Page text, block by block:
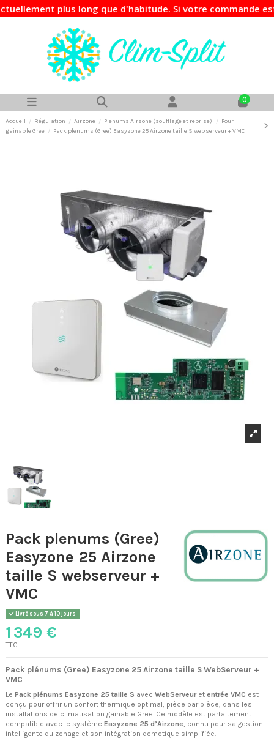
plus long que d'habitude. Si votre commande est
0
Accueil Régulation Airzone Plenums Airzone (soufflage et reprise)
Pour
gainable Gree
Pack plenums (Gree) Easyzone 25 Airzone taille S webserveur + VMC
Pack plenums (Gree)
Easyzone 25 Airzone
taille S webserveur +
VMC
Livré sous 7 à 10 jours
1 349 €
TTC
Pack plénums (Gree) Easyzone 25 Airzone taille S WebServeur +
VMC
Le Pack plénums Easyzone 25 taille S avec WebServeuret entrée VMC est
conçu pour offrir un confort thermique optimal, pièce par pièce, dans les
installations de climatisation gainable Gree. Ce modèle est parfaitement
compatible avec le système Easyzone 25 d’Airzone, connu pour sa gestion
intelligente du zonage et son intégration domotique simplifiée.